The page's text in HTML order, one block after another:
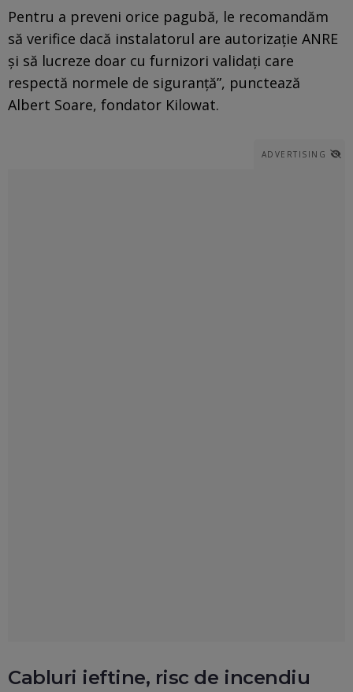
Pentru a preveni orice pagubă, le recomandăm
să verifice dacă instalatorul are autorizaţie ANRE
şi să lucreze doar cu furnizori validaţi care
respectă normele de siguranţă”, punctează
Albert Soare, fondator Kilowat.
ADVERTISING
Cabluri ieftine, risc de incendiu